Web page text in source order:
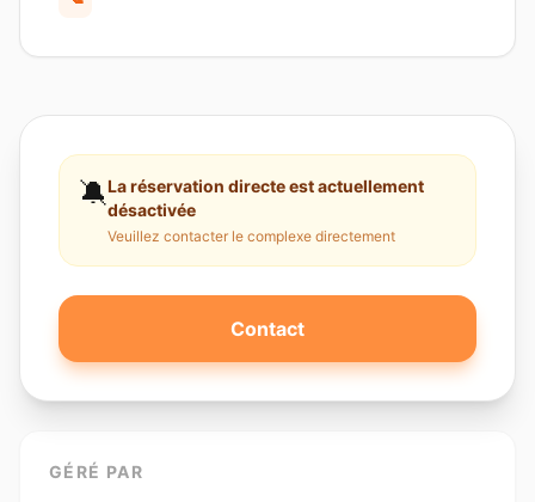
🔕La réservation directe est actuellement
désactivée
Veuillez contacter le complexe directement
Contact
GÉRÉ PAR